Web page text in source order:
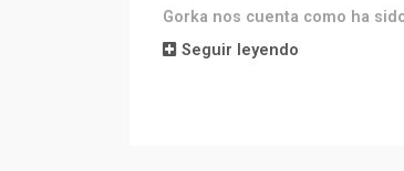
Gorka nos cuenta como ha
Seguir leyendo